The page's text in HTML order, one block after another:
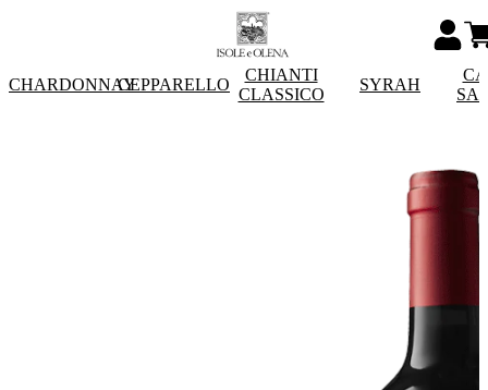
CHARDONNAYCEPPARELLO
CHIANTI
CLASSICO
SYRAH